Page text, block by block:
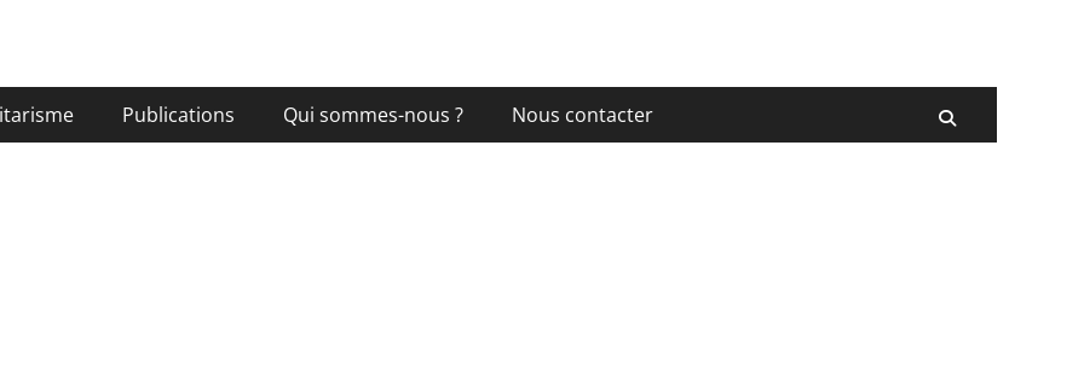
Publications Qui sommes-nous ? Nous contacter